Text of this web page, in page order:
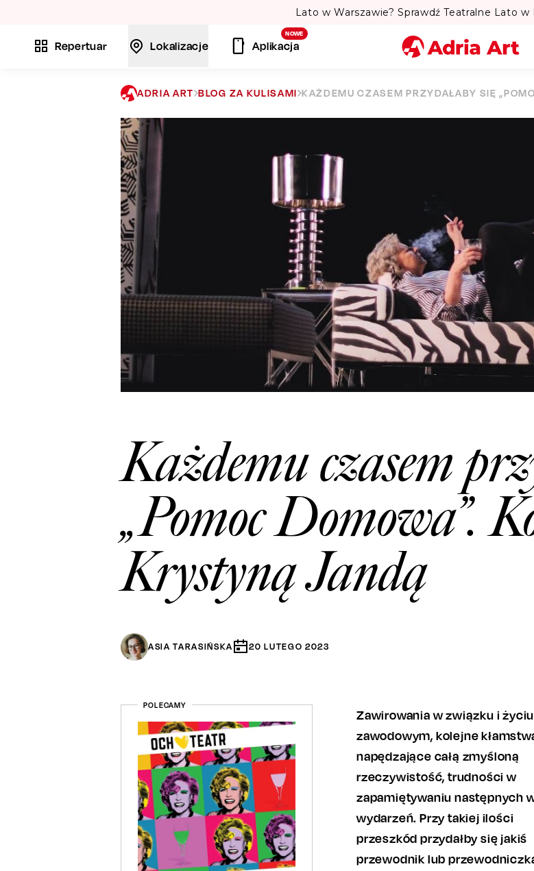
Lato w Warszawie? Sprawdź Teatralne Lato
Repertuar Lokalizacje
NOWE
Aplikacja
ADRIA ART BLOG ZA KULISAMI KAŻDEMU CZASEM PRZYDAŁABY SIĘ
Każdemu czasem
„Pomoc Domowa”.
Krystyną Jandą
ASIA TARASIŃSKA 20 LUTEGO 2023
POLECAMY
Zawirowania w związku i życiu
zawodowym, kolejne
napędzające całą zmyśloną
rzeczywistość, trudności w
zapamiętywaniu następnych
wydarzeń. Przy takiej ilości
przeszkód przydałby się jakiś
przewodnik lub